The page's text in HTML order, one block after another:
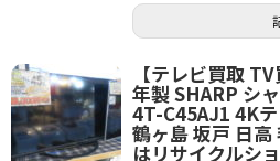
【テレビ買取
年製 SHARP シ
4T-C45AJ1 4Kテ
鶴ヶ島 坂戸 日
はリサイクルシ